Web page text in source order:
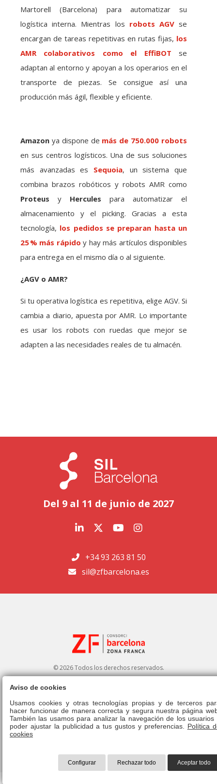
Martorell (Barcelona) para automatizar su
logística interna. Mientras los robots AGVse
encargan de tareas repetitivas en rutas fijas, los
AMR colaborativos como el EffiBOT se
adaptan al entorno y apoyan a los operarios en el
transporte de piezas. Se consigue así una
producción más ágil, flexible y eficiente.
Amazon ya dispone de más de 750.000 robots
en sus centros logísticos. Una de sus soluciones
más avanzadas es Sequoia, un sistema que
combina brazos robóticos y robots AMR como
Proteus y Hercules para automatizar el
almacenamiento y el picking. Gracias a esta
tecnología, los pedidos se preparan hasta un
25% más rápido y hay más artículos disponibles
para entrega en el mismo día o al siguiente.
¿AGV o AMR?
Si tu operativa logística es repetitiva, elige AGV. Si
cambia a diario, apuesta por AMR. Lo importante
es usar los robots con ruedas que mejor se
adapten a las necesidades reales de tu almacén.
Del 9 al 11 de junio de 2027
+34 93 263 81 50
sil@zfbarcelona.es
© 2026 Todos los derechos reservados.
Aviso legal|Política de privacidad|Política de cookies|Canal ético|
Derecho de admisión|Normativa
Aviso de cookies
Usamos cookies y otras tecnologías propias y de terceros
hacer funcionar de manera correcta y segura nuestra página
También las usamos para analizar la navegación de los usuarios
poder ajustar la publicidad a tus gustos y preferencias. Política
cookies
Configurar Rechazar todo Aceptar todo